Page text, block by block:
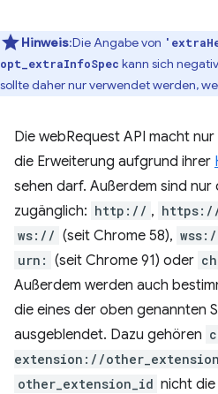
Hinweis:Die Angabe von
opt_extraInfoSpec kann sich
sollte daher nur verwendet werden,
Die webRequest API macht
die Erweiterung aufgrund ihrer
sehen darf. Außerdem sind nur
zugänglich: http:// ,
ws:// (seit Chrome 58),
urn: (seit Chrome 91) oder
Außerdem werden auch
die eines der oben genannten
ausgeblendet. Dazu gehören
extension://
other_extension_id nicht